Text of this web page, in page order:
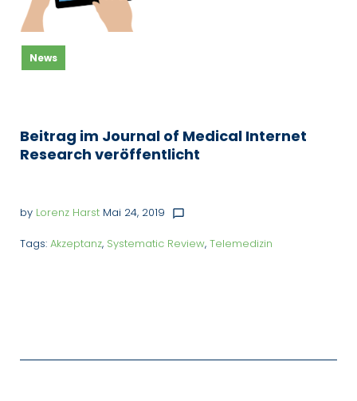
News
Beitrag im Journal of Medical Internet
Research veröffentlicht
by Lorenz Harst Mai 24, 2019 chat_bubble_outline
Tags: Akzeptanz, Systematic Review, Telemedizin